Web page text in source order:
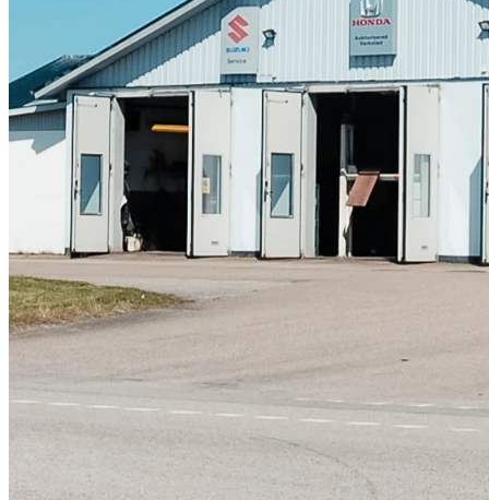
Skadeverkstad